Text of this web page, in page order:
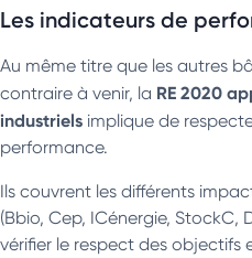
Les indicateurs de
Au même titre que les autres
contraire à venir, la RE 2020
industriels implique de
performance.
Ils couvrent les différents
(Bbio, Cep, ICénergie,
vérifier le respect des objectifs